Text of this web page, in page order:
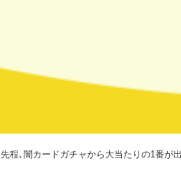
先程､闇カードガチャから大当たりの1番が